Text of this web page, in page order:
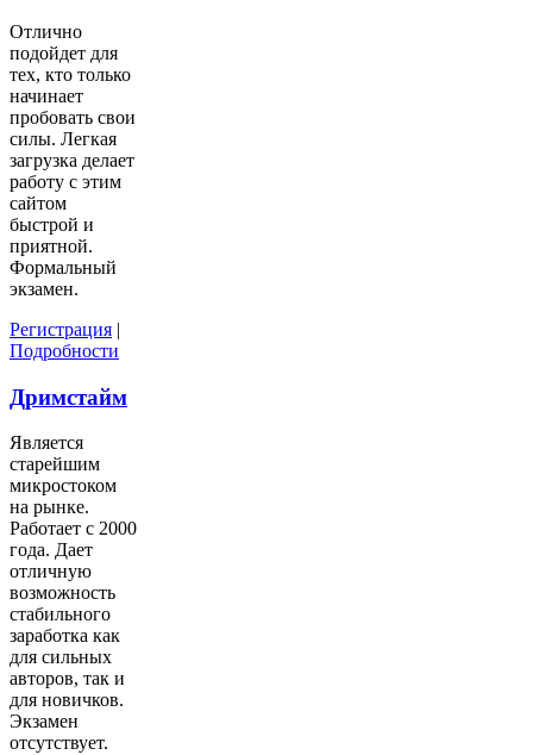
Отлично
подойдет для
тех, кто только
начинает
пробовать свои
силы. Легкая
загрузка делает
работу с этим
сайтом
быстрой и
приятной.
Формальный
экзамен.
Регистрация |
Подробности
Дримстайм
Является
старейшим
микростоком
на рынке.
Работает с 2000
года. Дает
отличную
возможность
стабильного
заработка как
для сильных
авторов, так и
для новичков.
Экзамен
отсутствует.